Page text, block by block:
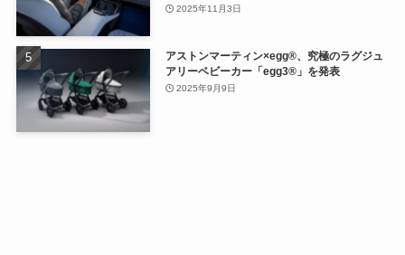
2025年11月3日
アストンマーティン×egg®、究極のラグジュ
アリーベビーカー「egg3®」を発表
2025年9月9日